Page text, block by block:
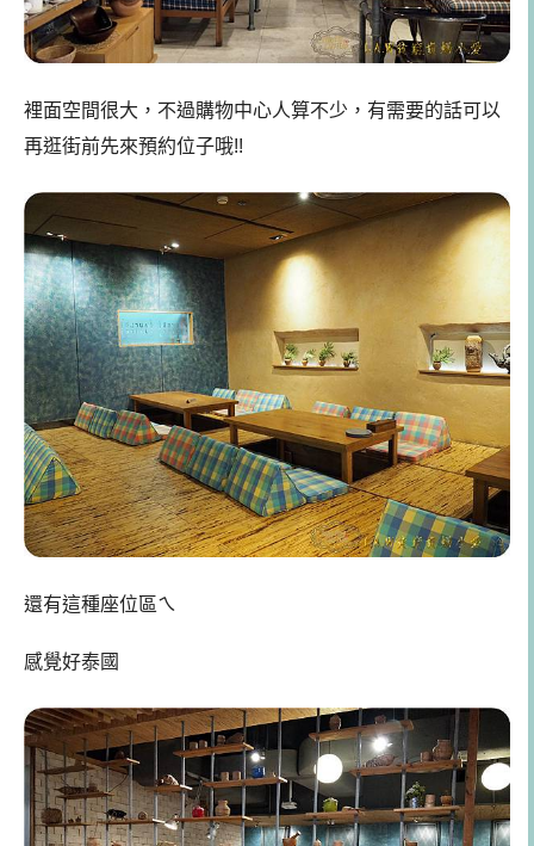
裡面空間很大，不過購物中心人算不少，有需要的話可以
再逛街前先來預約位子哦!!
還有這種座位區ㄟ
感覺好泰國